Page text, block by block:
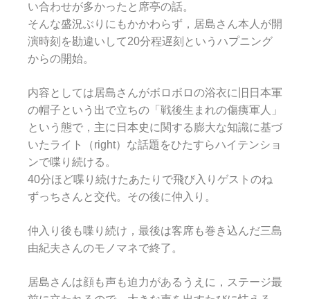
い合わせが多かったと席亭の話。
そんな盛況ぶりにもかかわらず，居島さん本人が開
演時刻を勘違いして20分程遅刻というハプニング
からの開始。
内容としては居島さんがボロボロの浴衣に旧日本軍
の帽子という出で立ちの「戦後生まれの傷痍軍人」
という態で，主に日本史に関する膨大な知識に基づ
いたライト（right）な話題をひたすらハイテンショ
ンで喋り続ける。
40分ほど喋り続けたあたりで飛び入りゲストのね
ずっちさんと交代。その後に仲入り。
仲入り後も喋り続け，最後は客席も巻き込んだ三島
由紀夫さんのモノマネで終了。
居島さんは顔も声も迫力があるうえに，ステージ最